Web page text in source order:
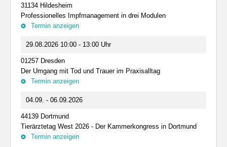
31134 Hildesheim
Professionelles Impfmanagement in drei Modulen
Termin anzeigen
29.08.2026 10:00 - 13:00 Uhr
01257 Dresden
Der Umgang mit Tod und Trauer im Praxisalltag
Termin anzeigen
04.09. - 06.09.2026
44139 Dortmund
Tierärztetag West 2026 - Der Kammerkongress in Dortmund
Termin anzeigen